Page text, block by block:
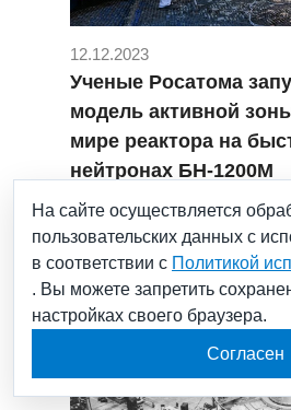
12.12.2023
Ученые Росатома
модель активной
мире реактора на
нейтронах БН-1200М
#БН-1200М
#НИЯУ МИФИ
#Новая атомная энергетика
На сайте осуществляется
пользовательских данных с
в соответствии с Политикой
. Вы можете запретить
настройках своего браузера.
Согласен